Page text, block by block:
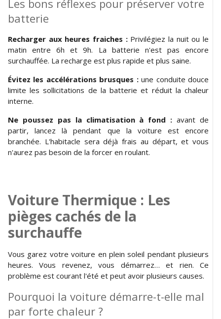
Les bons réflexes pour préserver votre
batterie
Recharger aux heures fraiches : Privilégiez la nuit ou le
matin entre 6h et 9h. La batterie n'est pas encore
surchauffée. La recharge est plus rapide et plus saine.
Évitez les accélérations brusques :une conduite douce
limite les sollicitations de la batterie et réduit la chaleur
interne.
Ne poussez pas la climatisation à fond :avant de
partir, lancez là pendant que la voiture est encore
branchée. L'habitacle sera déjà frais au départ, et vous
n'aurez pas besoin de la forcer en roulant.
Voiture Thermique : Les
pièges cachés de la
surchauffe
Vous garez votre voiture en plein soleil pendant plusieurs
heures. Vous revenez, vous démarrez… et rien. Ce
problème est courant l'été et peut avoir plusieurs causes.
Pourquoi la voiture démarre-t-elle mal
par forte chaleur ?